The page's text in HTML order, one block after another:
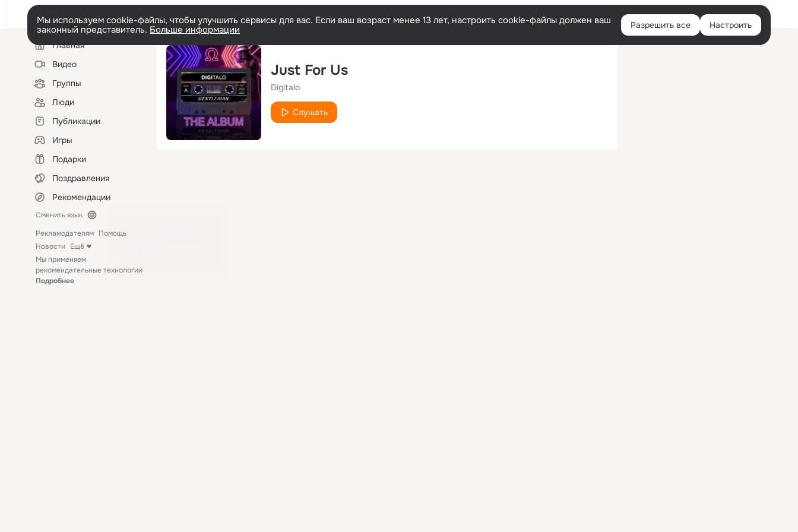
Войти
Мы используем cookie-файлы, чтобы улучшить сервисы для вас. Если ваш возраст менее 13 лет, настроить cookie-файлы должен ваш
законный представитель. Больше информации Разрешить все Настроить
Левая
колонкаГлавная
Видео
Группы
Люди
Публикации
Игры
Подарки
Поздравления
Рекомендации
Сменить язык
Рекламодателям Помощь
Новости Ещё
Мы применяем
рекомендательные технологии
Подробнее
Just For Us
Digitalo
Слушать